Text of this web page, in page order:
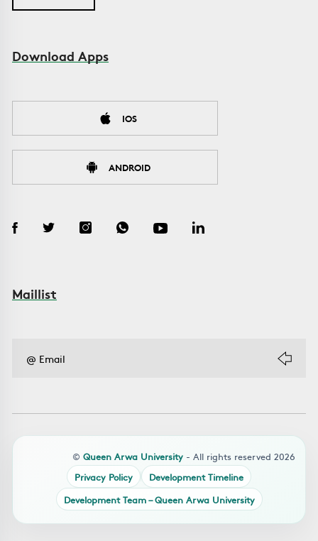
Download Apps
IOS
ANDROID
Maillist
© Queen Arwa University - All rights reserved 2026
Privacy Policy
Development Timeline
Development Team – Queen Arwa University